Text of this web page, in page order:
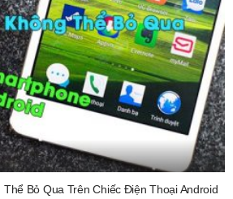
Bỏ Qua Trên Chiếc Điện Thoại Android